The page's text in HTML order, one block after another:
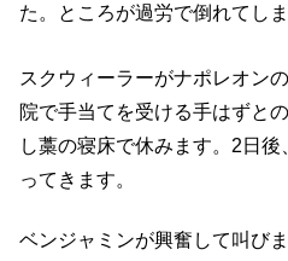
た。ところが過労で倒れてしま
スクウィーラーがナポレオンの
院で手当てを受ける手はずと
し藁の寝床で休みます。2日
ってきます。
ベンジャミンが興奮して叫び